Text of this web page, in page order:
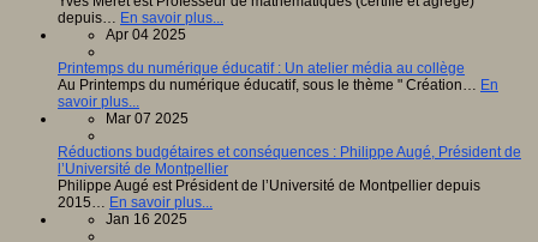
depuis… En savoir plus...
Apr 04 2025
Printemps du numérique éducatif : Un atelier média au collège
Au Printemps du numérique éducatif, sous le thème " Création… En
savoir plus...
Mar 07 2025
Réductions budgétaires et conséquences : Philippe Augé, Président de
l’Université de Montpellier
Philippe Augé est Président de l’Université de Montpellier depuis
2015… En savoir plus...
Jan 16 2025